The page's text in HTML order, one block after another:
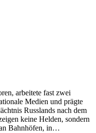
arbeitete fast zwei
Medien und prägte
Russlands nach dem
keine Helden, sondern
Bahnhöfen, in…